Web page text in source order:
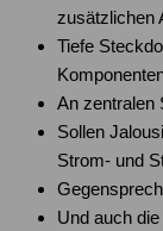
zusätzlichen
Tiefe
An zentralen
Sollen
Strom- und
Und auch